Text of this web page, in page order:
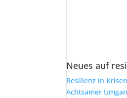
Neues auf
Resilienz in
Achtsamer